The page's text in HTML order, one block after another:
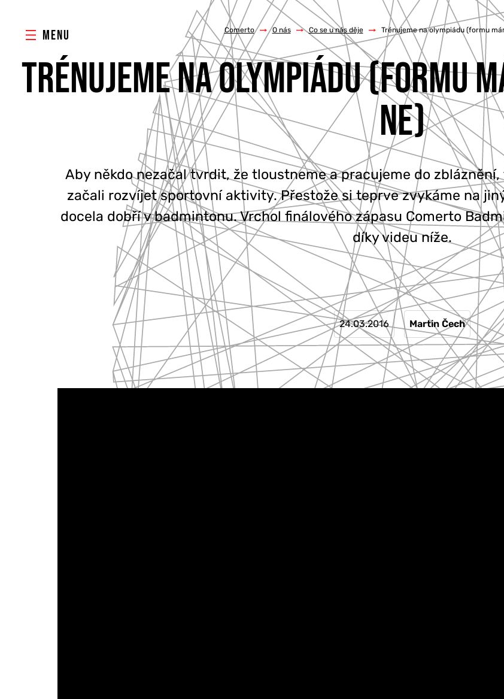
MENU Comerto / O nás / Co se u nás děje / Trénujeme na olympiádu (formu
TRÉNUJEME NA OLYMPIÁDU (FORMU
NE)
Aby někdo nezačal tvrdit, že tloustneme a pracujeme do
začali rozvíjet sportovní aktivity. Přestože si teprve zvykáme na
docela dobří v badmintonu. Vrchol finálového zápasu Comerto
díky videu níže.
24.03.2016 Martin Čech